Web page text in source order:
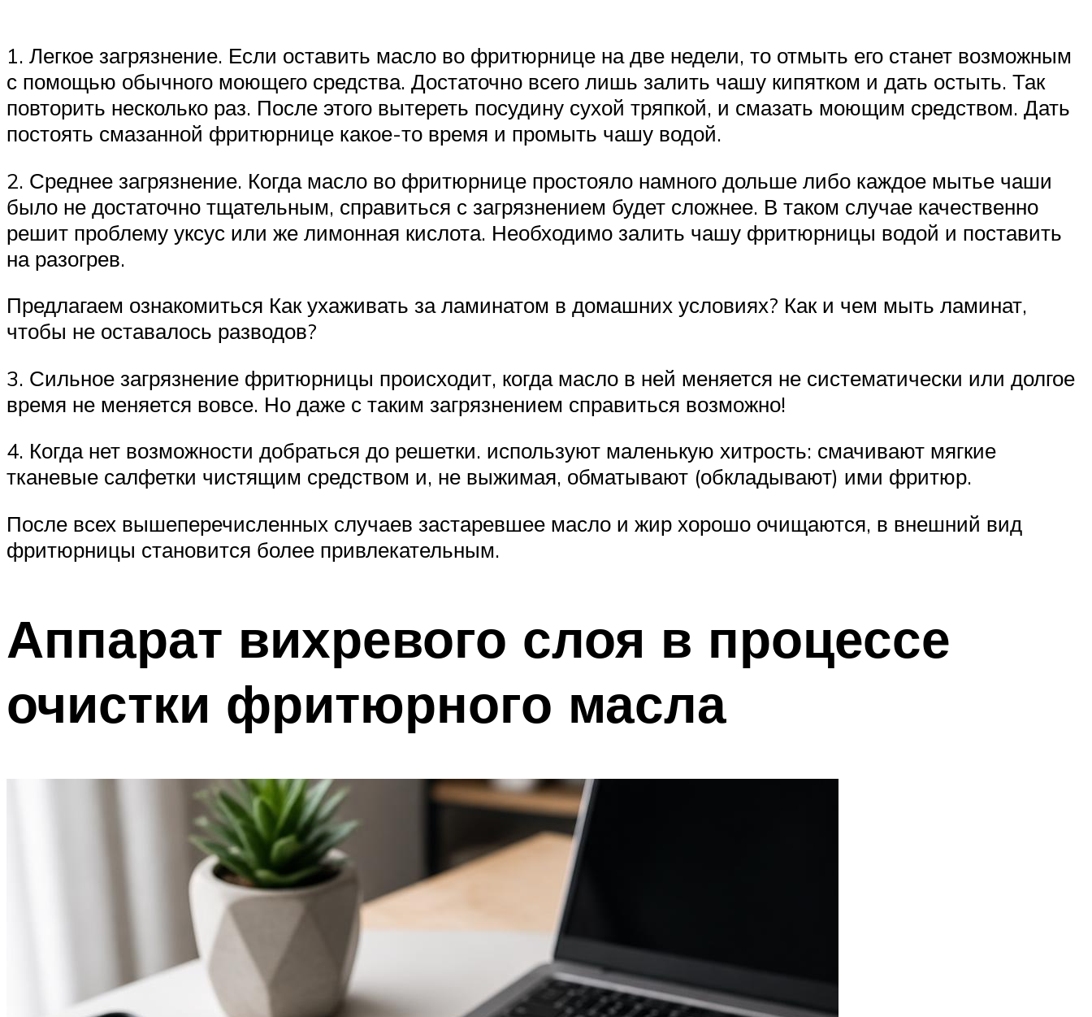
1. Легкое загрязнение. Если оставить масло во фритюрнице на две недели, то отмыть его станет возможным
с помощью обычного моющего средства. Достаточно всего лишь залить чашу кипятком и дать остыть. Так
повторить несколько раз. После этого вытереть посудину сухой тряпкой, и смазать моющим средством. Дать
постоять смазанной фритюрнице какое-то время и промыть чашу водой.
2. Среднее загрязнение. Когда масло во фритюрнице простояло намного дольше либо каждое мытье чаши
было не достаточно тщательным, справиться с загрязнением будет сложнее. В таком случае качественно
решит проблему уксус или же лимонная кислота. Необходимо залить чашу фритюрницы водой и поставить
на разогрев.
Предлагаем ознакомиться Как ухаживать за ламинатом в домашних условиях? Как и чем мыть ламинат,
чтобы не оставалось разводов?
3. Сильное загрязнение фритюрницы происходит, когда масло в ней меняется не систематически или долгое
время не меняется вовсе. Но даже с таким загрязнением справиться возможно!
4. Когда нет возможности добраться до решетки. используют маленькую хитрость: смачивают мягкие
тканевые салфетки чистящим средством и, не выжимая, обматывают (обкладывают) ими фритюр.
После всех вышеперечисленных случаев застаревшее масло и жир хорошо очищаются, в внешний вид
фритюрницы становится более привлекательным.
Аппарат вихревого слоя в процессе
очистки фритюрного масла